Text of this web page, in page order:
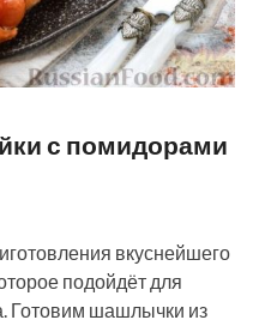
с помидорами
вкуснейшего
подойдёт для
Готовим шашлычки из